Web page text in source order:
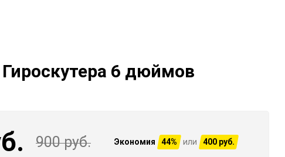
6 дюймов
900 руб. Экономия 44% или 400 руб.